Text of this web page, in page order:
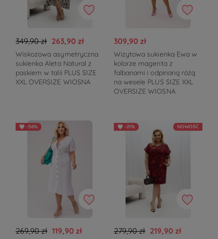
349,90 zł 263,90 zł
Wiskozowa asymetryczna
sukienka Aleta Natural z
paskiem w talii PLUS SIZE
XXL OVERSIZE WIOSNA
309,90 zł
Wizytowa sukienka Ewa w
kolorze magenta z
falbanami i odpinaną różą
na wesele PLUS SIZE XXL
OVERSIZE WIOSNA
-56%
269,90 zł 119,90 zł
-21% NOWOŚĆ
279,90 zł 219,90 zł